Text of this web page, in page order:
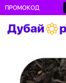
ПРОМОКОД